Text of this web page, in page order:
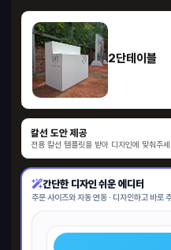
2단테이블
칼선 도안 제공
전용 칼선 템플릿을 받아 디자인에 맞춰주
간단한 디자인 쉬운 에디터
주문 사이즈와 자동 연동 · 디자인하고 바로